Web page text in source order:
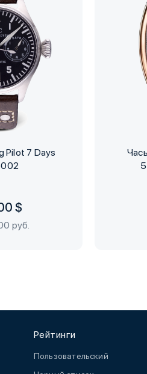
Pilot 7 Days
$
руб.
Рейтинги
Пользовательский